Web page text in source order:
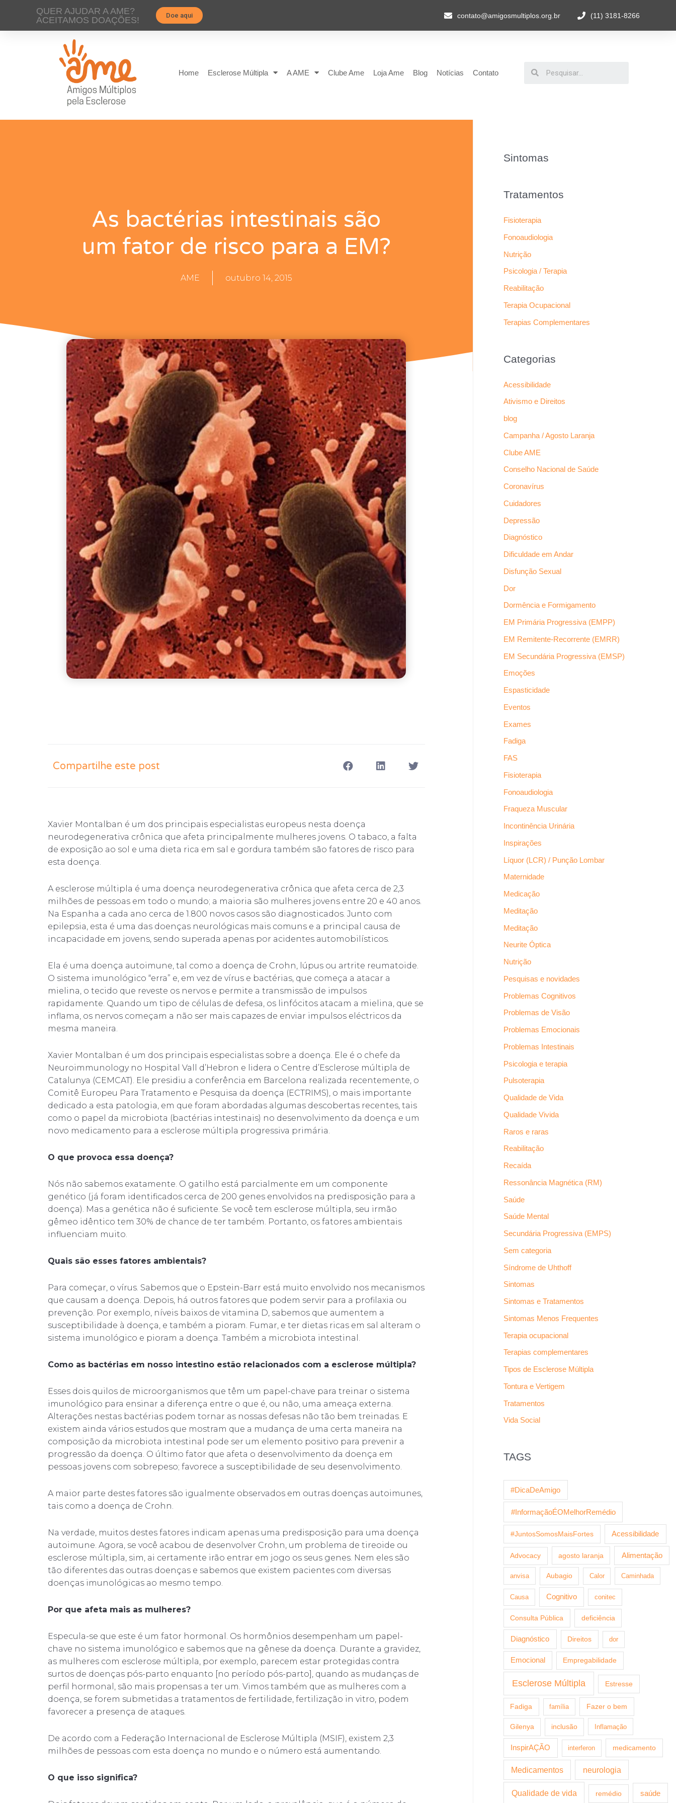
QUER AJUDAR A AME?
ACEITAMOS DOAÇÕES!
Doe aqui contato@amigosmultiplos.org.br (11) 3181-8266
Home Esclerose Múltipla A AME Clube Ame Loja Ame Blog Notícias Contato
As bactérias intestinais são
um fator de risco para a EM?
AME outubro 14, 2015
Compartilhe este post
Xavier Montalban é um dos principais especialistas europeus nesta doença
neurodegenerativa crônica que afeta principalmente mulheres jovens. O tabaco, a falta
de exposição ao sol e uma dieta rica em sal e gordura também são fatores de risco para
esta doença.
A esclerose múltipla é uma doença neurodegenerativa crônica que afeta cerca de 2,3
milhões de pessoas em todo o mundo; a maioria são mulheres jovens entre 20 e 40 anos.
Na Espanha a cada ano cerca de 1.800 novos casos são diagnosticados. Junto com
epilepsia, esta é uma das doenças neurológicas mais comuns e a principal causa de
incapacidade em jovens, sendo superada apenas por acidentes automobilísticos.
Ela é uma doença autoimune, tal como a doença de Crohn, lúpus ou artrite reumatoide.
O sistema imunológico “erra” e, em vez de vírus e bactérias, que começa a atacar a
mielina, o tecido que reveste os nervos e permite a transmissão de impulsos
rapidamente. Quando um tipo de células de defesa, os linfócitos atacam a mielina, que se
inflama, os nervos começam a não ser mais capazes de enviar impulsos eléctricos da
mesma maneira.
Xavier Montalban é um dos principais especialistas sobre a doença. Ele é o chefe da
Neuroimmunology no Hospital Vall d’Hebron e lidera o Centre d’Esclerose múltipla de
Catalunya (CEMCAT). Ele presidiu a conferência em Barcelona realizada recentemente, o
Comitê Europeu Para Tratamento e Pesquisa da doença (ECTRIMS), o mais importante
dedicado a esta patologia, em que foram abordadas algumas descobertas recentes, tais
como o papel da microbiota (bactérias intestinais) no desenvolvimento da doença e um
novo medicamento para a esclerose múltipla progressiva primária.
O que provoca essa doença?
Nós não sabemos exatamente. O gatilho está parcialmente em um componente
genético (já foram identificados cerca de 200 genes envolvidos na predisposição para a
doença). Mas a genética não é suficiente. Se você tem esclerose múltipla, seu irmão
gêmeo idêntico tem 30% de chance de ter também. Portanto, os fatores ambientais
influenciam muito.
Quais são esses fatores ambientais?
Para começar, o vírus. Sabemos que o Epstein-Barr está muito envolvido nos mecanismos
que causam a doença. Depois, há outros fatores que podem servir para a profilaxia ou
prevenção. Por exemplo, níveis baixos de vitamina D, sabemos que aumentem a
susceptibilidade à doença, e também a pioram. Fumar, e ter dietas ricas em sal alteram o
sistema imunológico e pioram a doença. Também a microbiota intestinal.
Como as bactérias em nosso intestino estão relacionados com a esclerose múltipla?
Esses dois quilos de microorganismos que têm um papel-chave para treinar o sistema
imunológico para ensinar a diferença entre o que é, ou não, uma ameaça externa.
Alterações nestas bactérias podem tornar as nossas defesas não tão bem treinadas. E
existem ainda vários estudos que mostram que a mudança de uma certa maneira na
composição da microbiota intestinal pode ser um elemento positivo para prevenir a
progressão da doença. O último fator que afeta o desenvolvimento da doença em
pessoas jovens com sobrepeso; favorece a susceptibilidade de seu desenvolvimento.
A maior parte destes fatores são igualmente observados em outras doenças autoimunes,
tais como a doença de Crohn.
Na verdade, muitos destes fatores indicam apenas uma predisposição para uma doença
autoimune. Agora, se você acabou de desenvolver Crohn, um problema de tireoide ou
esclerose múltipla, sim, ai certamente irão entrar em jogo os seus genes. Nem eles são
tão diferentes das outras doenças e sabemos que existem pacientes com diversas
doenças imunológicas ao mesmo tempo.
Por que afeta mais as mulheres?
Especula-se que este é um fator hormonal. Os hormônios desempenham um papel-
chave no sistema imunológico e sabemos que na gênese da doença. Durante a gravidez,
as mulheres com esclerose múltipla, por exemplo, parecem estar protegidas contra
surtos de doenças pós-parto enquanto [no período pós-parto], quando as mudanças de
perfil hormonal, são mais propensas a ter um. Vimos também que as mulheres com a
doença, se forem submetidas a tratamentos de fertilidade, fertilização in vitro, podem
favorecer a presença de ataques.
De acordo com a Federação Internacional de Esclerose Múltipla (MSIF), existem 2,3
milhões de pessoas com esta doença no mundo e o número está aumentando.
O que isso significa?
Sintomas
Tratamentos
Fisioterapia
Fonoaudiologia
Nutrição
Psicologia / Terapia
Reabilitação
Terapia Ocupacional
Terapias Complementares
Categorias
Acessibilidade
Ativismo e Direitos
blog
Campanha / Agosto Laranja
Clube AME
Conselho Nacional de Saúde
Coronavírus
Cuidadores
Depressão
Diagnóstico
Dificuldade em Andar
Disfunção Sexual
Dor
Dormência e Formigamento
EM Primária Progressiva (EMPP)
EM Remitente-Recorrente (EMRR)
EM Secundária Progressiva (EMSP)
Emoções
Espasticidade
Eventos
Exames
Fadiga
FAS
Fisioterapia
Fonoaudiologia
Fraqueza Muscular
Incontinência Urinária
Inspirações
Líquor (LCR) / Punção Lombar
Maternidade
Medicação
Meditação
Meditação
Neurite Óptica
Nutrição
Pesquisas e novidades
Problemas Cognitivos
Problemas de Visão
Problemas Emocionais
Problemas Intestinais
Psicologia e terapia
Pulsoterapia
Qualidade de Vida
Qualidade Vivida
Raros e raras
Reabilitação
Recaída
Ressonância Magnética (RM)
Saúde
Saúde Mental
Secundária Progressiva (EMPS)
Sem categoria
Síndrome de Uhthoff
Sintomas
Sintomas e Tratamentos
Sintomas Menos Frequentes
Terapia ocupacional
Terapias complementares
Tipos de Esclerose Múltipla
Tontura e Vertigem
Tratamentos
Vida Social
TAGS
#DicaDeAmigo
#InformaçãoÉOMelhorRemédio
#JuntosSomosMaisFortes Acessibilidade
Advocacy agosto laranja Alimentação
anvisa Aubagio Calor Caminhada
Causa Cognitivo conitec
Consulta Pública deficiência
Diagnóstico Direitos dor
Emocional Empregabilidade
Esclerose Múltipla Estresse
Fadiga família Fazer o bem
Gilenya inclusão Inflamação
InspirAÇÃO interferon medicamento
Medicamentos neurologia
Qualidade de vida remédio saúde